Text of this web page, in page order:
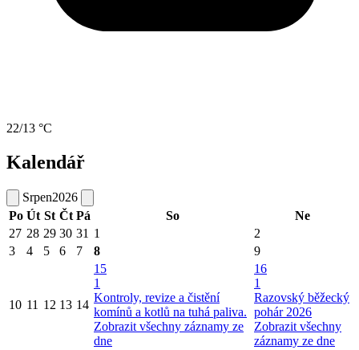
22/13 °C
Kalendář
Srpen2026
Po Út St Čt Pá So
Ne
27 28 29 30 31 1
2
3
4 5 6 7 8 9
10 11 12 13 14
15
1
Kontroly, revize a čistění
komínů a kotlů na tuhá paliva.
Zobrazit všechny záznamy ze
dne
16
1
Razovský běžecký
pohár 2026
Zobrazit všechny
záznamy ze dne